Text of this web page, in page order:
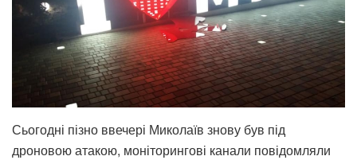
Сьогодні пізно ввечері Миколаїв знову був під
дроновою атакою, моніторингові канали повідомляли